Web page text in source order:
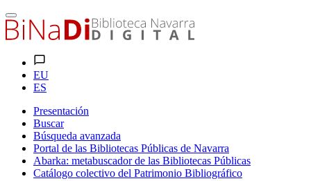
EU
ES
Presentación
Buscar
Búsqueda avanzada
Portal de las Bibliotecas Públicas de Navarra
Abarka: metabuscador de las Bibliotecas Públicas
Catálogo colectivo del Patrimonio Bibliográfico